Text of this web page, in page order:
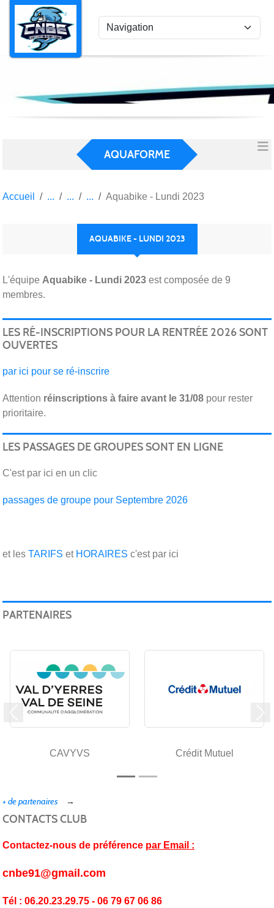
AQUAFORME
Accueil Aquabike - Lundi 2023
AQUABIKE - LUNDI 2023
L'équipe Aquabike - Lundi 2023 est composée de 9
membres.
LES RÉ-INSCRIPTIONS POUR LA RENTRÉE 2026 SONT
OUVERTES
par ici pour se ré-inscrire
Attention réinscriptions à faire avant le 31/08 pour rester
prioritaire.
LES PASSAGES DE GROUPES SONT EN LIGNE
C'est par ici en un clic
passages de groupe pour Septembre 2026
et les TARIFS et HORAIRES c'est par ici
PARTENAIRES
CAVYVS Crédit Mutuel
+ de partenaires
CONTACTS CLUB
Contactez-nous de préférence par Email :
cnbe91@gmail.com
Tél : 06.20.23.29.75 - 06 79 67 06 86
Panneau de gestion des cookies